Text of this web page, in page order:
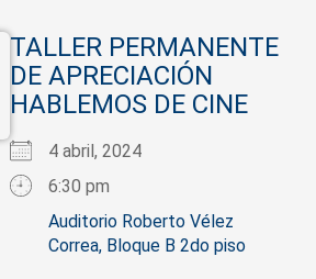
TALLER PERMANENTE
DE APRECIACIÓN
HABLEMOS DE CINE
4 abril, 2024
6:30 pm
Auditorio Roberto Vélez
Correa, Bloque B 2do piso